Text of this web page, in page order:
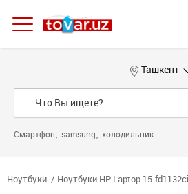
Ташкент
Смартфон samsung холодильник
Ноутбуки Ноутбуки HP Laptop 15-